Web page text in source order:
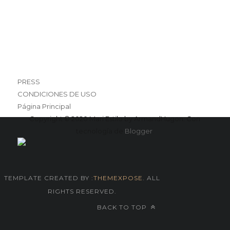
PRESS
CONDICIONES DE USO
Página Principal
Copyright © 2020 Mari Estilo by ArmandHugon. Con
Blogger.
TEMPLATE CREATED BY :THEMEXPOSE . ALL
RIGHTS RESERVED.
BACK TO TOP